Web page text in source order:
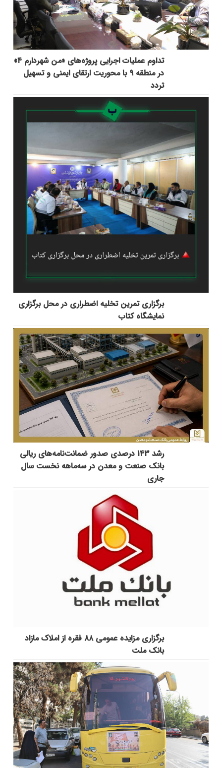
تداوم عملیات اجرایی پروژه‌های «من شهردارم ۴»
در منطقه ۹ با محوریت ارتقای ایمنی و تسهیل
تردد
برگزاری تمرین تخلیه اضطراری در محل برگزاری
نمایشگاه کتاب
رشد ۱۴۳ درصدی صدور ضمانت‌نامه‌های ریالی
بانک صنعت و معدن در سه‌ماهه نخست سال
جاری
برگزاری مزایده عمومی ۸۸ فقره از املاک مازاد
بانک ملت